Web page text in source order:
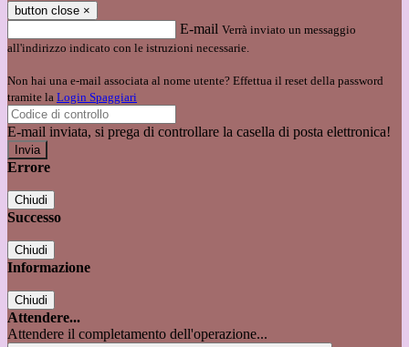
button close ×
E-mail Verrà inviato un messaggio
all'indirizzo indicato con le istruzioni necessarie.
Non hai una e-mail associata al nome utente? Effettua il reset della password
tramite la Login Spaggiari
E-mail inviata, si prega di controllare la casella di posta elettronica!
Errore
Chiudi
Successo
Chiudi
Informazione
Chiudi
Attendere...
Attendere il completamento dell'operazione...